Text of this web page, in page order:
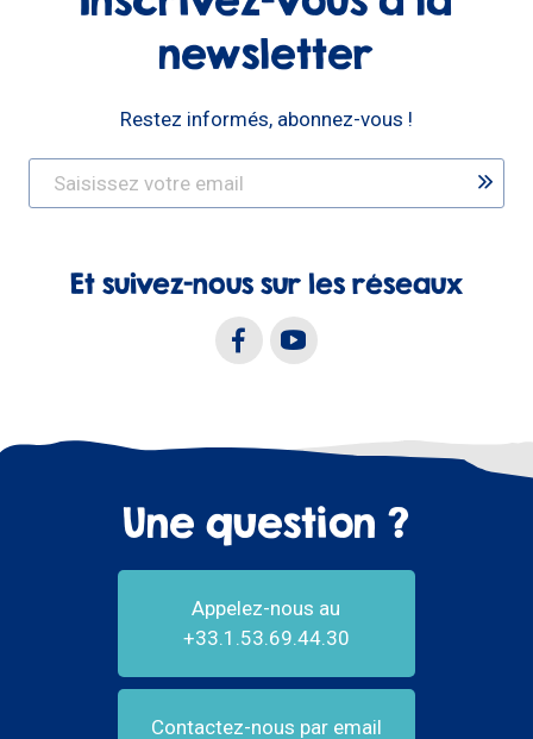
newsletter
Restez informés, abonnez-vous !
Et suivez-nous sur les réseaux
Une question ?
Appelez-nous au
+33.1.53.69.44.30
Contactez-nous par email